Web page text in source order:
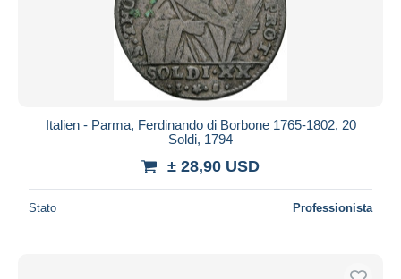
Italien - Parma, Ferdinando di Borbone 1765-1802, 20
Soldi, 1794
± 28,90 USD
Stato Professionista